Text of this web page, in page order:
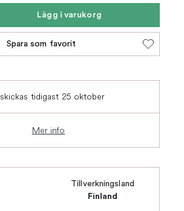
Lägg i varukorg
Spara som favorit
skickas tidigast 25 oktober
Mer info
Tillverkningsland
Finland